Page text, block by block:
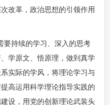
改革，政治思想的引领作用
要持续的学习、深入的思考
学原文、悟原理，做到真学
实际的学风，将理论学习与
高运用科学理论指导实践的
设，用党的创新理论武装头